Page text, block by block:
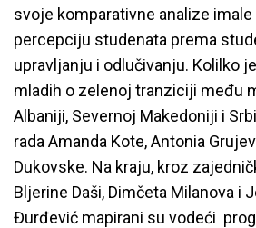
svoje komparativne analize
percepciju studenata prema
upravljanju i odlučivanju. Kolilko
mladih o zelenoj tranziciji među
Albaniji, Severnoj Makedoniji i
rada Amanda Kote,Antonia
Dukovske. Na kraju, kroz
Bljerine Daši, Dimčeta Milanova i
Đurđević mapirani su vodeći